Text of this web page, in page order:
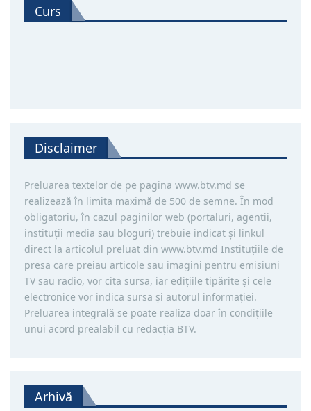
Curs
Disclaimer
Preluarea textelor de pe pagina www.btv.md se
realizează în limita maximă de 500 de semne. În mod
obligatoriu, în cazul paginilor web (portaluri, agentii,
instituţii media sau bloguri) trebuie indicat şi linkul
direct la articolul preluat din www.btv.md Instituţiile de
presa care preiau articole sau imagini pentru emisiuni
TV sau radio, vor cita sursa, iar ediţiile tipărite și cele
electronice vor indica sursa şi autorul informaţiei.
Preluarea integrală se poate realiza doar în condiţiile
unui acord prealabil cu redacţia BTV.
Arhivă